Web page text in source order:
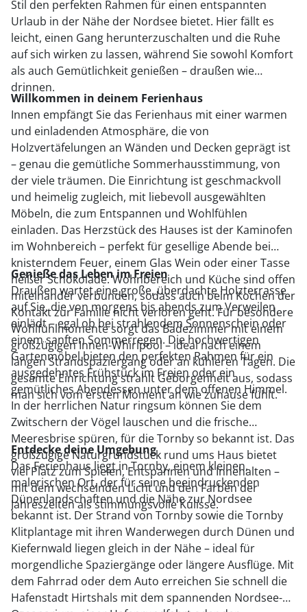
Stil den perfekten Rahmen für einen entspannten
Urlaub in der Nähe der Nordsee bietet. Hier fällt es
leicht, einen Gang herunterzuschalten und die Ruhe
auf sich wirken zu lassen, während Sie sowohl Komfort
als auch Gemütlichkeit genießen – draußen wie
drinnen.
Willkommen in deinem Ferienhaus
Innen empfängt Sie das Ferienhaus mit einer warmen
und einladenden Atmosphäre, die von
Holzvertäfelungen an Wänden und Decken geprägt ist
– genau die gemütliche Sommerhausstimmung, von
der viele träumen. Die Einrichtung ist geschmackvoll
und heimelig zugleich, mit liebevoll ausgewählten
Möbeln, die zum Entspannen und Wohlfühlen
einladen. Das Herzstück des Hauses ist der Kaminofen
im Wohnbereich – perfekt für gesellige Abende bei
knisterndem Feuer, einem Glas Wein oder einer Tasse
heißer Schokolade. Wohnbereich und Küche sind offen
miteinander verbunden, sodass auch beim Kochen der
Kontakt zur Familie nicht verloren geht. Für besondere
Wohlfühlmomente sorgt das Badezimmer mit einem
großzügigen Innen-Whirlpool – ideal nach einem
langen Strandspaziergang oder an kühleren Tagen. Die
gesamte Einrichtung strahlt Geborgenheit aus, sodass
man sich vom ersten Moment an wie zuhause fühlt.
Genieße das Leben im Freien
Draußen wartet eine große, überdachte Holzterrasse
auf Sie, die von morgens bis abends zum Verweilen
einlädt – egal ob bei strahlendem Sonnenschein oder
einem sanften Sommerregen. Die hochwertigen
Gartenmöbel bieten den perfekten Rahmen für ein
ausgedehntes Frühstück im Freien oder ein
gemütliches Abendessen unter dem offenen Himmel.
In der herrlichen Natur ringsum können Sie dem
Zwitschern der Vögel lauschen und die frische
Meeresbrise spüren, für die Tornby so bekannt ist. Das
großzügige Naturgrundstück rund ums Haus bietet
viel Platz zum Spielen, Entspannen und Innehalten –
mit dem wechselnden Licht und den Farben der
Jahreszeiten als stimmungsvolle Kulisse.
Entdecke deine Umgebung
Das Ferienhaus liegt in Tornby, einem kleinen,
malerischen Ort, der für seine beeindruckenden
Dünenlandschaften und die Nähe zur Nordsee
bekannt ist. Der Strand von Tornby sowie die Tornby
Klitplantage mit ihren Wanderwegen durch Dünen und
Kiefernwald liegen gleich in der Nähe – ideal für
morgendliche Spaziergänge oder längere Ausflüge. Mit
dem Fahrrad oder dem Auto erreichen Sie schnell die
Hafenstadt Hirtshals mit dem spannenden Nordsee-